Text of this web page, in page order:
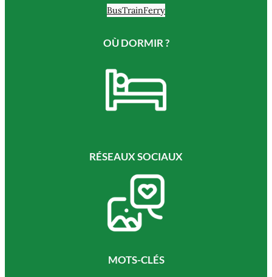
BusTrainFerry
OÙ DORMIR ?
RÉSEAUX SOCIAUX
MOTS-CLÉS